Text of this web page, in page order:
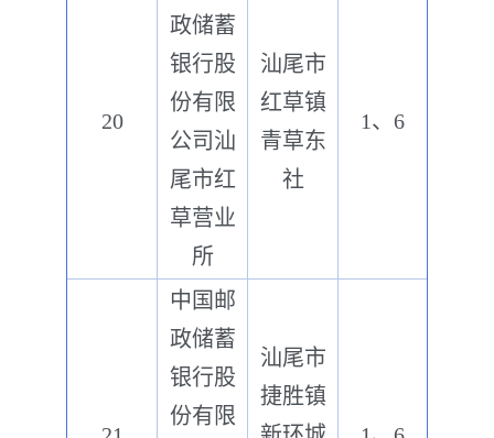
20
政储蓄
银行股
份有限
公司汕
尾市红
草营业
所
汕尾市
红草镇
青草东
社
1、6
中国邮
政储蓄
银行股
份有限
汕尾市
捷胜镇